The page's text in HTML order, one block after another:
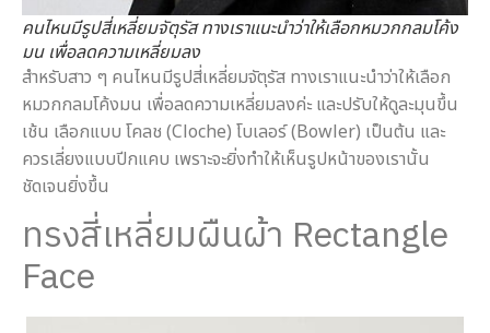
คนไหนมีรูปสี่เหลี่ยมจัตุรัส ทางเราแนะนำว่าให้เลือกหมวกกลมโค้ง
มน เพื่อลดความเหลี่ยมลง
สำหรับสาว ๆ คนไหนมีรูปสี่เหลี่ยมจัตุรัส ทางเราแนะนำว่าให้เลือก
หมวกกลมโค้งมน เพื่อลดความเหลี่ยมลงค่ะ และปรับให้ดูละมุนขึ้น
เช้น เลือกแบบ โคลช (Cloche) โบเลอร์ (Bowler) เป็นต้น และ
ควรเลี่ยงแบบปีกแคบ เพราะจะยิ่งทำให้เห็นรูปหน้าของเรานั้น
ชัดเจนยิ่งขึ้น
ทรงสี่เหลี่ยมผืนผ้า Rectangle
Face